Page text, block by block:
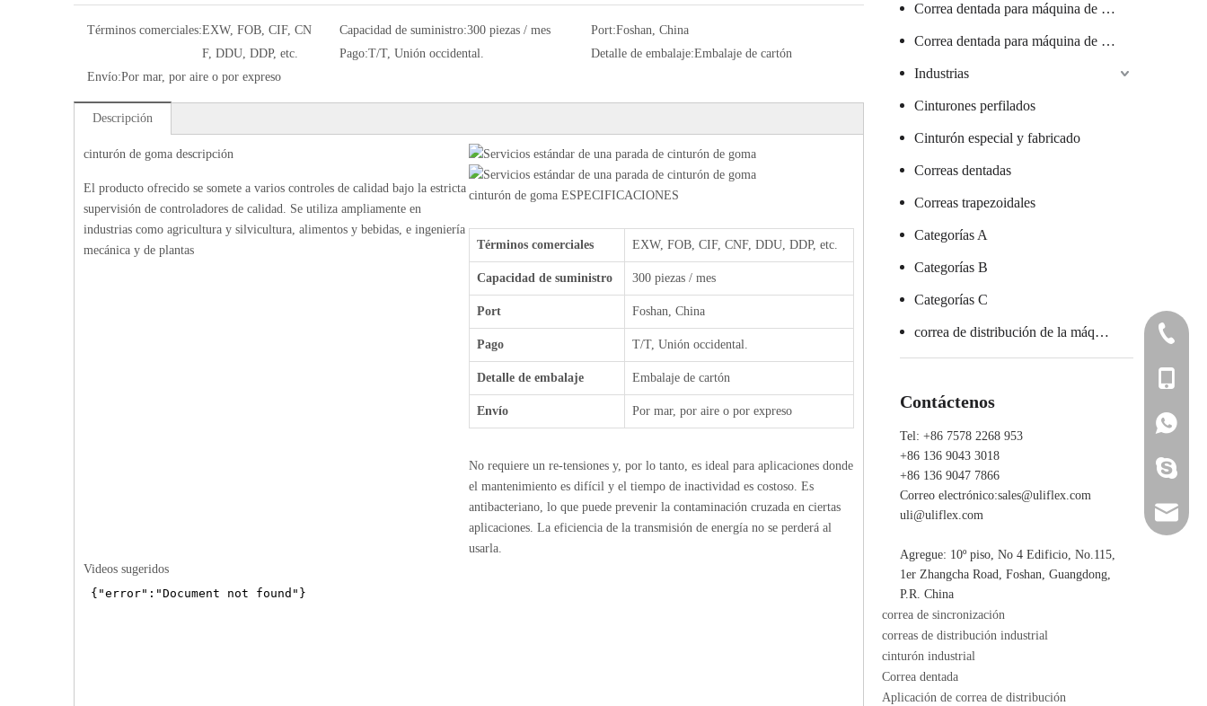
Términos comerciales:EXW, FOB, CIF, CN
F, DDU, DDP, etc.
Capacidad de suministro:300 piezas / mes Port:Foshan, China
Pago:T/T, Unión occidental. Detalle de embalaje:Embalaje de cartón
Envío:Por mar, por aire o por expreso
Descripción
cinturón de goma descripción
El producto ofrecido se somete a varios controles de calidad bajo la estricta
supervisión de controladores de calidad. Se utiliza ampliamente en
industrias como agricultura y silvicultura, alimentos y bebidas, e ingeniería
mecánica y de plantas
cinturón de goma ESPECIFICACIONES
Términos comerciales EXW, FOB, CIF, CNF, DDU, DDP, etc.
Capacidad de suministro 300 piezas / mes
Port Foshan, China
Pago T/T, Unión occidental.
Detalle de embalaje Embalaje de cartón
Envío Por mar, por aire o por expreso
No requiere un re-tensiones y, por lo tanto, es ideal para aplicaciones donde
el mantenimiento es difícil y el tiempo de inactividad es costoso. Es
antibacteriano, lo que puede prevenir la contaminación cruzada en ciertas
aplicaciones. La eficiencia de la transmisión de energía no se perderá al
usarla.
Videos sugeridos
Correa dentada para máquina de salchichas
Correa dentada para máquina de vidrio
Industrias
Cinturones perfilados
Cinturón especial y fabricado
Correas dentadas
Correas trapezoidales
Categorías A
Categorías B
Categorías C
correa de distribución de la máquina de embalaje
Contáctenos
Tel: +86 7578 2268 953
+86 136 9043 3018
+86 136 9047 7866
Correo electrónico:sales@uliflex.com
uli@uliflex.com
Agregue: 10º piso, No 4 Edificio, No.115,
1er Zhangcha Road, Foshan, Guangdong,
P.R. China
correa de sincronización
correas de distribución industrial
cinturón industrial
Correa dentada
Aplicación de correa de distribución
+86
+86 136
+86 136